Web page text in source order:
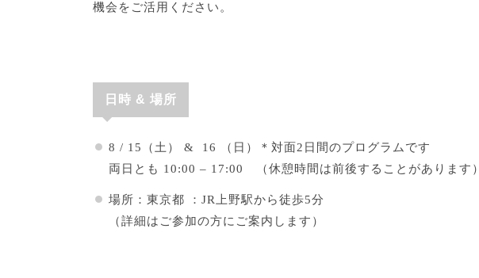
機会をご活用ください。
日時 & 場所
8 / 15（土） & 16 （日）＊対面2日間のプログラムです
両日とも 10:00 – 17:00 （休憩時間は前後することがあります）
場所：東京都 ： JR上野駅から徒歩5分
（詳細はご参加の方にご案内します）